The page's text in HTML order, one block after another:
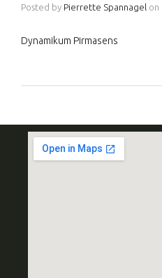
Posted by Pierrette Spannagel on
Dynamikum Pirmasens